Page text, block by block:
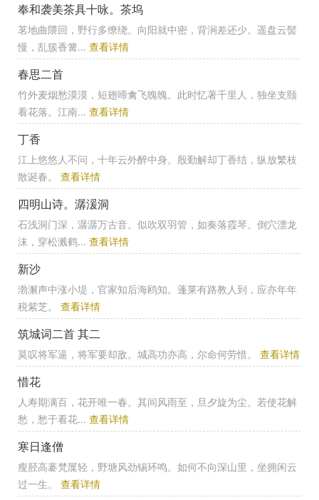
奉和袭美茶具十咏。茶坞
茗地曲隈回，野行多缭绕。向阳就中密，背涧差还少。遥盘云髻
慢，乱簇香篝... 查看详情
春思二首
竹外麦烟愁漠漠，短翅啼禽飞魄魄。此时忆著千里人，独坐支颐
看花落。江南... 查看详情
丁香
江上悠悠人不问，十年云外醉中身。殷勤解却丁香结，纵放繁枝
散诞春。 查看详情
四明山诗。潺湲洞
石浅洞门深，潺潺万古音。似吹双羽管，如奏落霞琴。倒穴漂龙
沫，穿松溅鹤... 查看详情
新沙
渤澥声中涨小堤，官家知后海鸥知。蓬莱有路教人到，应亦年年
税紫芝。 查看详情
筑城词二首 其二
莫叹将军逼，将军要却敌。城高功亦高，尔命何劳惜。 查看详情
惜花
人寿期满百，花开唯一春。其间风雨至，旦夕旋为尘。若使花解
愁，愁于看花... 查看详情
寒日逢僧
瘦胫高褰梵屟轻，野塘风劲锡环鸣。如何不向深山里，坐拥闲云
过一生。 查看详情